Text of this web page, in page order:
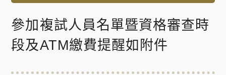
參加複試人員名單暨資格審查時
段及ATM繳費提醒如附件